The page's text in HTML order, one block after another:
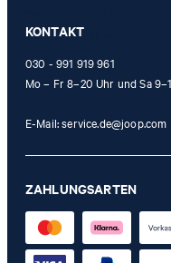
Stores eingelöst werden.
KONTAKT
030 - 991 919 961
Mo – Fr 8–20 Uhr und Sa
E-Mail:service.de@joop.com
ZAHLUNGSARTEN